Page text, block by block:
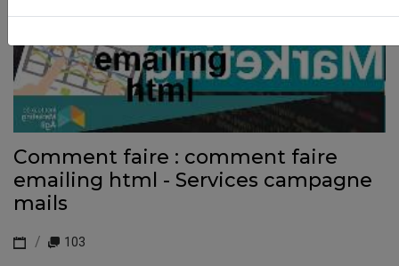
Comment faire : comment faire
emailing html - Services campagne
mails
103